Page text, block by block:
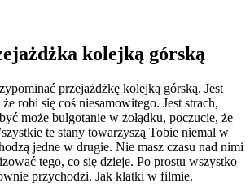
kolejką górską
przejażdżkę kolejką górską. Jest
robi się coś niesamowitego. Jest strach,
może bulgotanie w żołądku, poczucie, że
te stany towarzyszą Tobie niemal w
jedne w drugie. Nie masz czasu nad nimi
tego, co się dzieje. Po prostu wszystko
przychodzi. Jak klatki w filmie.